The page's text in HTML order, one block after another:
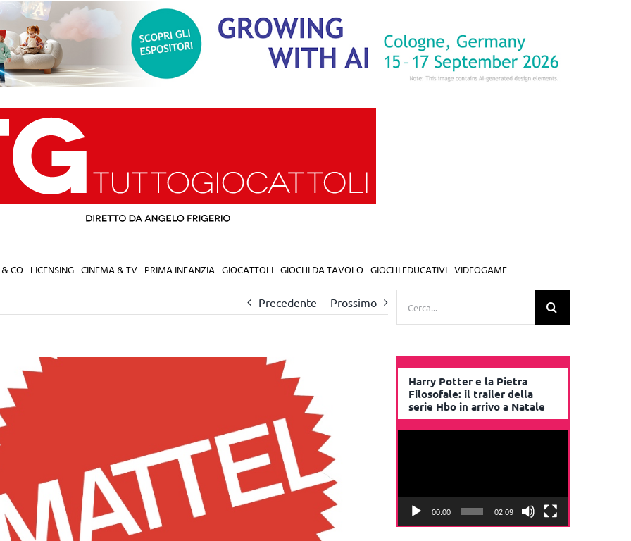
CO LICENSING CINEMA & TV PRIMA INFANZIA GIOCATTOLI GIOCHI DA TAVOLO GIOCHI EDUCATIVI VIDEOGAME
Precedente Prossimo
Harry Potter e la Pietra
Filosofale: il trailer della
serie Hbo in arrivo a Natale
00:00 02:09